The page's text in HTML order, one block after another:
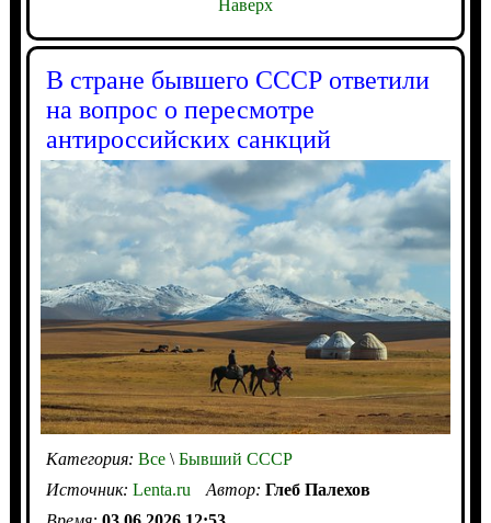
Наверх
В стране бывшего СССР ответили
на вопрос о пересмотре
антироссийских санкций
Категория: Все\Бывший СССР
Источник: Lenta.ru Автор: Глеб Палехов